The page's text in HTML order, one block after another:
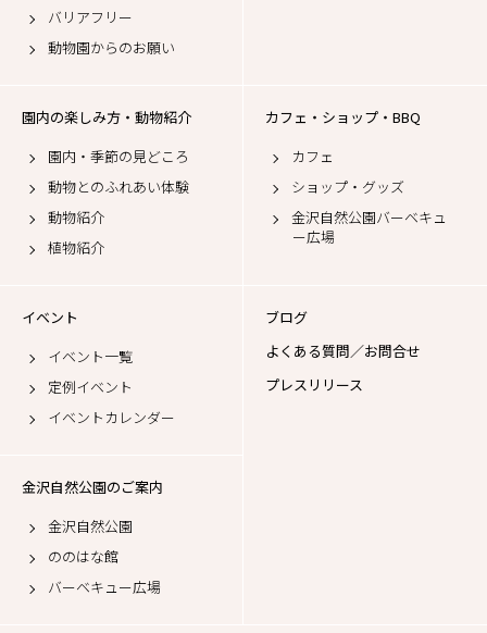
バリアフリー
動物園からのお願い
園内の楽しみ方・動物紹介
園内・季節の見どころ
動物とのふれあい体験
動物紹介
植物紹介
カフェ・ショップ・BBQ
カフェ
ショップ・グッズ
金沢自然公園バーベキュ
ー広場
イベント
イベント一覧
定例イベント
イベントカレンダー
ブログ
よくある質問／お問合せ
プレスリリース
金沢自然公園のご案内
金沢自然公園
ののはな館
バーベキュー広場